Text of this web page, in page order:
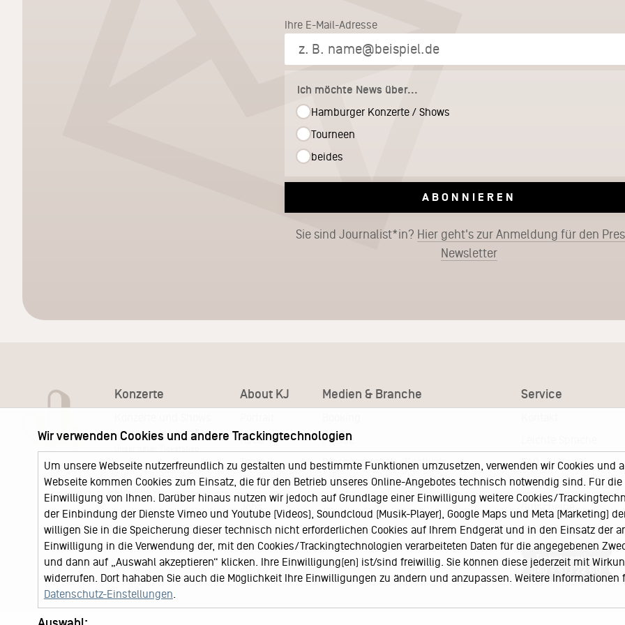
Ihre E-Mail-Adresse
Ich möchte News über...
Hamburger Konzerte / Shows
Tourneen
beides
ABONNIEREN
Sie sind Journalist*in? Hier geht's zur Anmeldung für den
Newsletter
Konzerte
KJ Ticketshop
News
Locations
About KJ
KJ60
Team
Keychange
Medien & Branche
Presse
Pressematerial – Festivals
Akkreditierungsformular – Festivals
Service
FAQ / Hilfe
Ticketshop Hamburg
Callback-Service
Ticketservice
040 - 413 22 60
Wir verwenden Cookies und andere Trackingtechnologien
Um unsere Webseite nutzerfreundlich zu gestalten und bestimmte Funktionen umzusetzen, verwenden wir Cookies und
Webseite kommen Cookies zum Einsatz, die für den Betrieb unseres Online-Angebotes technisch notwendig sind. Für
Einwilligung von Ihnen. Darüber hinaus nutzen wir jedoch auf Grundlage einer Einwilligung weitere Cookies/
der Einbindung der Dienste Vimeo und Youtube (Videos), Soundcloud (Musik-Player), Google Maps und Meta (Marketing)
willigen Sie in die Speicherung dieser technisch nicht erforderlichen Cookies auf Ihrem Endgerät und in den Einsatz der
Einwilligung in die Verwendung der, mit den Cookies/Trackingtechnologien verarbeiteten Daten für die angegebenen
und dann auf „Auswahl akzeptieren“ klicken. Ihre Einwilligung(en) ist/sind freiwillig. Sie können diese jederzeit mit
widerrufen. Dort hahaben Sie auch die Möglichkeit Ihre Einwilligungen zu ändern und anzupassen. Weitere
Datenschutz-Einstellungen